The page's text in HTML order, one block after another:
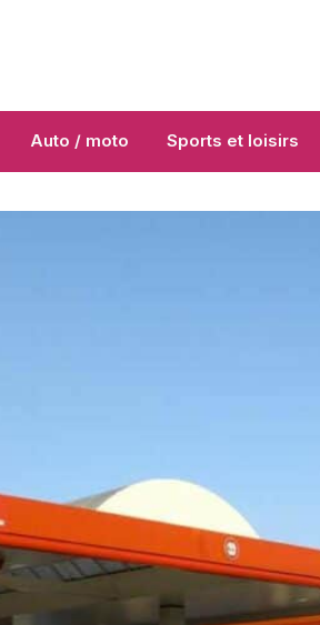
Auto / moto Sports et loisirs